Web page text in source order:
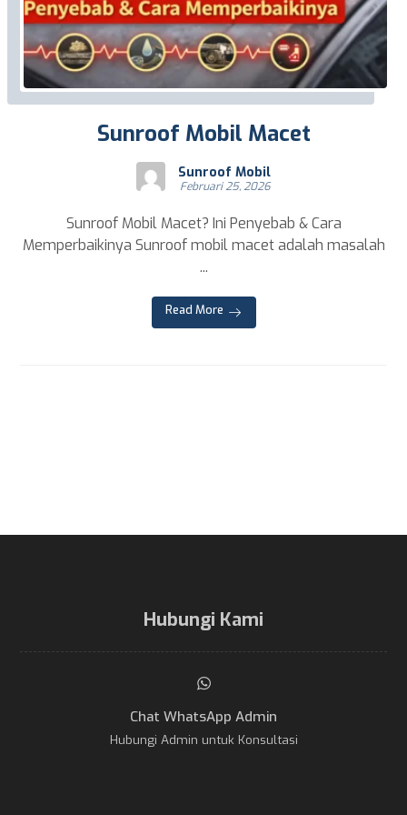
Sunroof Mobil Macet
Sunroof Mobil
Februari 25, 2026
Sunroof Mobil Macet? Ini Penyebab & Cara
Memperbaikinya Sunroof mobil macet adalah masalah
...
Read More
Hubungi Kami
Chat WhatsApp Admin
Hubungi Admin untuk Konsultasi